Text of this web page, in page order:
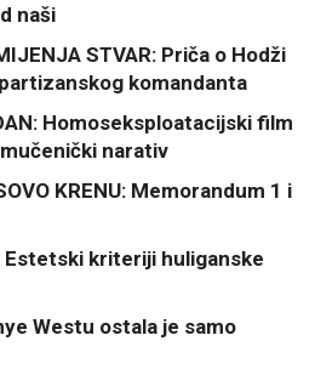
naši
STVAR: Priča o Hodži
komandanta
Homoseksploatacijski film
narativ
KRENU: Memorandum 1 i
Estetski kriteriji huliganske
Westu ostala je samo